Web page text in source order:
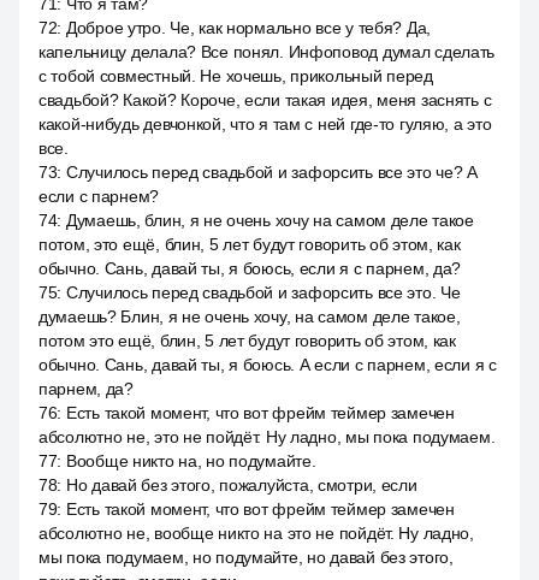
72: Доброе утро. Че, как нормально все у тебя? Да,
капельницу делала? Все понял. Инфоповод думал сделать
с тобой совместный. Не хочешь, прикольный перед
свадьбой? Какой? Короче, если такая идея, меня заснять с
какой-нибудь девчонкой, что я там с ней где-то гуляю, а это
все.
73: Случилось перед свадьбой и зафорсить все это че? А
если с парнем?
74: Думаешь, блин, я не очень хочу на самом деле такое
потом, это ещё, блин, 5 лет будут говорить об этом, как
обычно. Сань, давай ты, я боюсь, если я с парнем, да?
75: Случилось перед свадьбой и зафорсить все это. Че
думаешь? Блин, я не очень хочу, на самом деле такое,
потом это ещё, блин, 5 лет будут говорить об этом, как
обычно. Сань, давай ты, я боюсь. А если с парнем, если я с
парнем, да?
76: Есть такой момент, что вот фрейм теймер замечен
абсолютно не, это не пойдёт. Ну ладно, мы пока подумаем.
77: Вообще никто на, но подумайте.
78: Но давай без этого, пожалуйста, смотри, если
79: Есть такой момент, что вот фрейм теймер замечен
абсолютно не, вообще никто на это не пойдёт. Ну ладно,
мы пока подумаем, но подумайте, но давай без этого,